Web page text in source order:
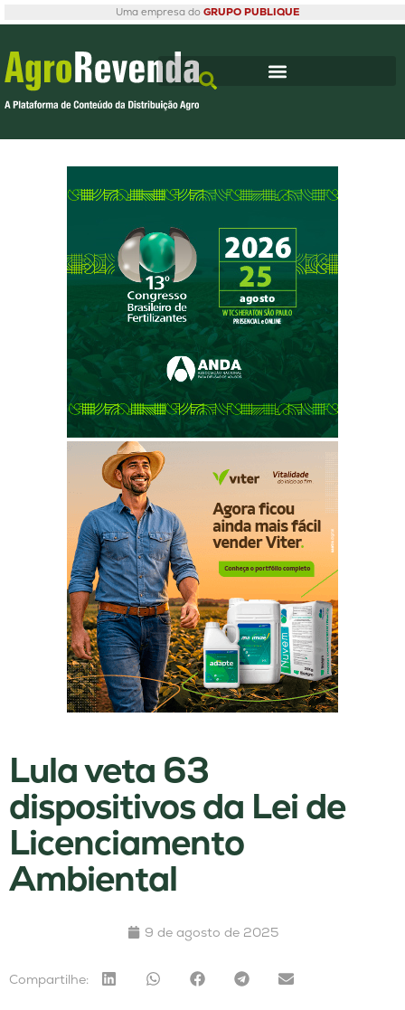
Uma empresa do GRUPO PUBLIQUE
Lula veta 63
dispositivos da Lei de
Licenciamento
Ambiental
9 de agosto de 2025
Compartilhe: